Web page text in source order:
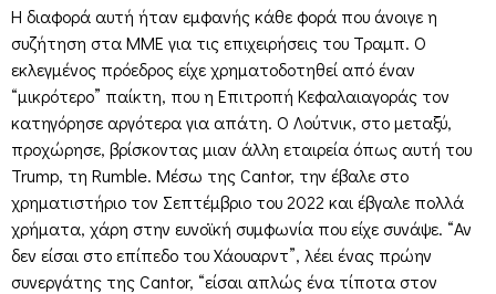
Η διαφορά αυτή ήταν εμφανής κάθε φορά που άνοιγε η
συζήτηση στα ΜΜΕ για τις επιχειρήσεις του Τραμπ. Ο
εκλεγμένος πρόεδρος είχε χρηματοδοτηθεί από έναν
“μικρότερο” παίκτη, που η Επιτροπή Κεφαλαιαγοράς τον
κατηγόρησε αργότερα για απάτη. Ο Λούτνικ, στο μεταξύ,
προχώρησε, βρίσκοντας μιαν άλλη εταιρεία όπως αυτή του
Trump, τη Rumble. Μέσω της Cantor, την έβαλε στο
χρηματιστήριο τον Σεπτέμβριο του 2022 και έβγαλε πολλά
χρήματα, χάρη στην ευνοϊκή συμφωνία που είχε συνάψε. “Αν
δεν είσαι στο επίπεδο του Χάουαρντ”, λέει ένας πρώην
συνεργάτης της Cantor, “είσαι απλώς ένα τίποτα στον